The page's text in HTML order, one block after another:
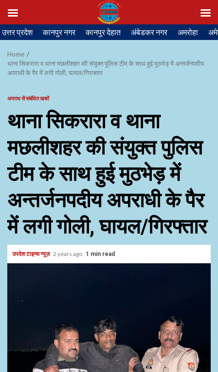
Skip
to
content
उत्तर प्रदेश कानपुर नगर कानपुर देहात अंबेडकर नगर अमरोहा
Home
थाना सिकरारा व थाना मछलीशहर की संयुक्त पुलिस टीम के साथ हुई मुठभेड़ में अन्तर्जनपदीय
अपराधी के पैर में लगी गोली, घायल/गिरफ्तार
अपराध सें संबंधित खबरें
थाना सिकरारा व थाना
मछलीशहर की संयुक्त पुलिस
टीम के साथ हुई मुठभेड़ में
अन्तर्जनपदीय अपराधी के पैर
में लगी गोली, घायल/गिरफ्तार
उपदेश टाइम्स न्यूज़ 2 years ago 1 min read